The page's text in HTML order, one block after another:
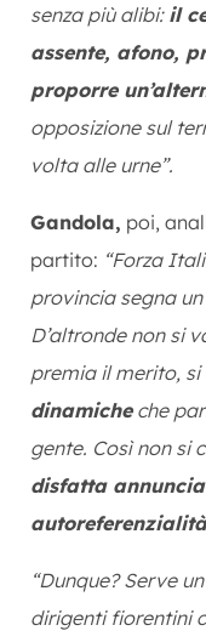
senza più alibi: il
assente, afono,
proporre
opposizione sul
volta alle urne”.
Gandola, poi,
partito: “Forza
provincia segna
D’altronde non si
premia il merito,
dinamicheche
gente. Così non si
disfatta
“Dunque? Serve
dirigenti fiorentini